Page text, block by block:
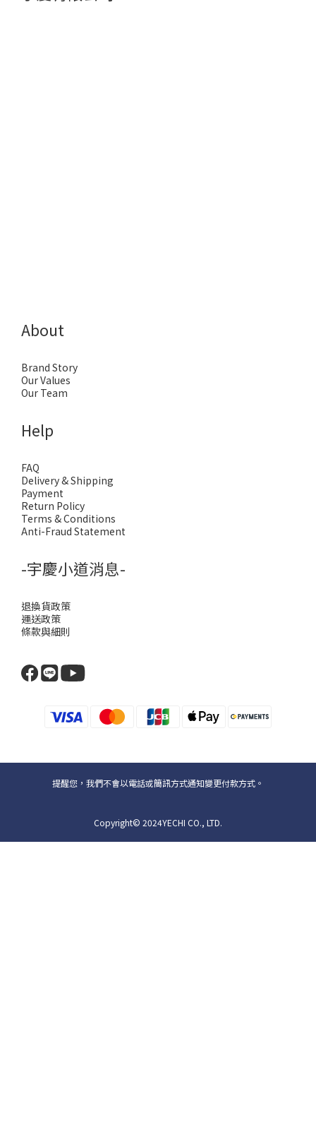
About
Brand Story
Our Values
Our Team
Help
FAQ
Delivery & Shipping
Payment
Return Policy
Terms & Conditions
Anti-Fraud Statement
-宇慶小道消息-
退換貨政策
運送政策
條款與細則
提醒您，我們不會以電話或簡訊方式通知變更付款方式。
Copyright© 2024YECHI CO., LTD.